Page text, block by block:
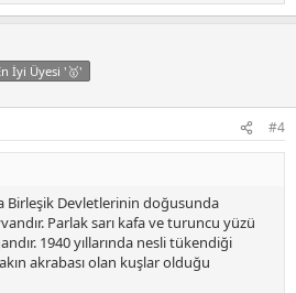
İyi Üyesi '🥇'
#4
Birleşik Devletlerinin doğusunda
Parlak sarı kafa ve turuncu yüzü
1940 yıllarında nesli tükendiği
akrabası olan kuşlar olduğu